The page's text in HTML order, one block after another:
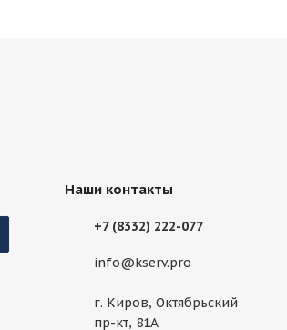
Наши контакты
+7 (8332) 222-077
info@kserv.pro
г. Киров, Октябрьский
пр-кт, 81А